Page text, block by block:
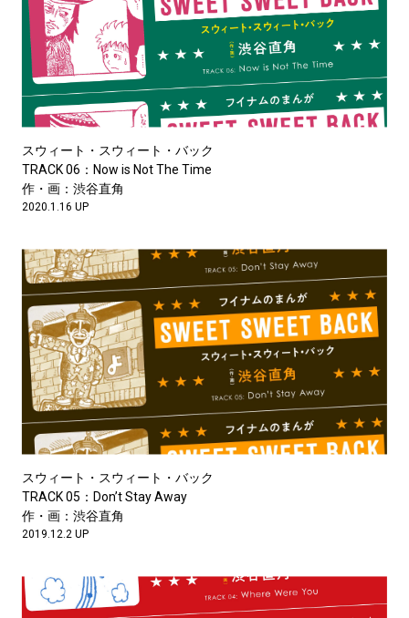
スウィート・スウィート・バック
TRACK 06：Now is Not The Time
作・画：渋谷直角
2020.1.16 UP
スウィート・スウィート・バック
TRACK 05：Don’t Stay Away
作・画：渋谷直角
2019.12.2 UP